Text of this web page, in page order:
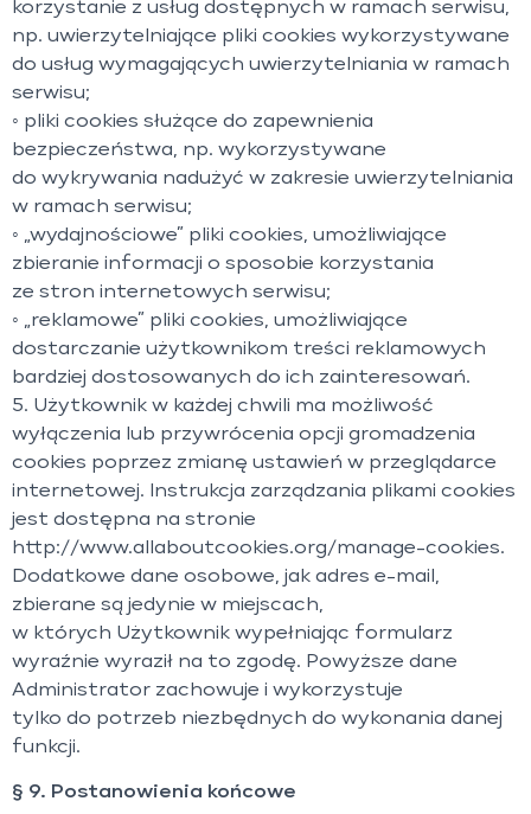
korzystanie z usług dostępnych w ramach serwisu,
np. uwierzytelniające pliki cookies wykorzystywane
do usług wymagających uwierzytelniania w ramach
serwisu;
◦ pliki cookies służące do zapewnienia
bezpieczeństwa, np. wykorzystywane
do wykrywania nadużyć w zakresie uwierzytelniania
w ramach serwisu;
◦ „wydajnościowe” pliki cookies, umożliwiające
zbieranie informacji o sposobie korzystania
ze stron internetowych serwisu;
◦ „reklamowe” pliki cookies, umożliwiające
dostarczanie użytkownikom treści reklamowych
bardziej dostosowanych do ich zainteresowań.
5. Użytkownik w każdej chwili ma możliwość
wyłączenia lub przywrócenia opcji gromadzenia
cookies poprzez zmianę ustawień w przeglądarce
internetowej. Instrukcja zarządzania plikami cookies
jest dostępna na stronie
http://www.allaboutcookies.org/manage-cookies.
Dodatkowe dane osobowe, jak adres e-mail,
zbierane są jedynie w miejscach,
w których Użytkownik wypełniając formularz
wyraźnie wyraził na to zgodę. Powyższe dane
Administrator zachowuje i wykorzystuje
tylko do potrzeb niezbędnych do wykonania danej
funkcji.
§ 9. Postanowienia końcowe